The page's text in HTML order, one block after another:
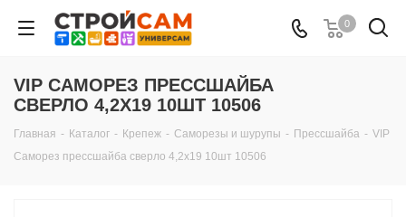
0
VIP САМОРЕЗ ПРЕССШАЙБА
СВЕРЛО 4,2Х19 10ШТ 10506
Главная - Каталог - Крепеж - Саморезы и шурупы - Прессшайба - VIP
Саморез прессшайба сверло 4,2х19 10шт 10506